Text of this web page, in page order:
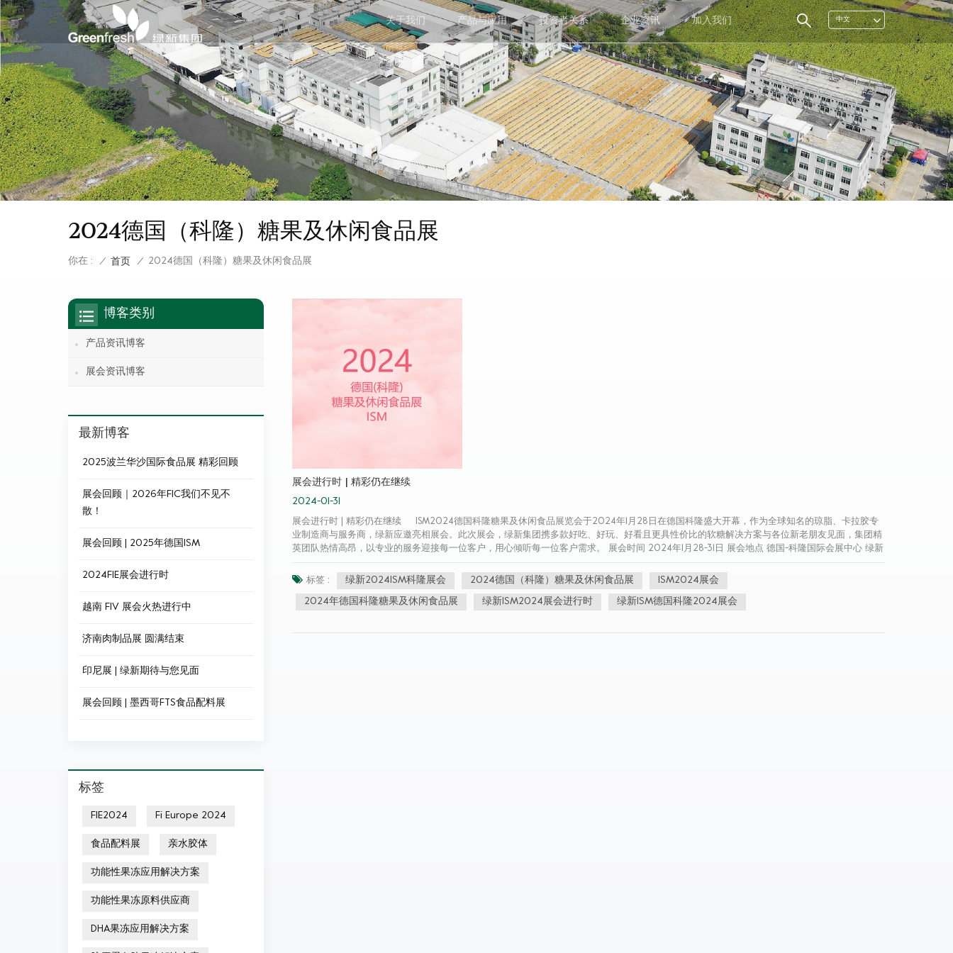
中文
关于我们 产品与应用 投资者关系 企业资讯 加入我们
2024德国（科隆）糖果及休闲食品展
你在 : / 首页 / 2024德国（科隆）糖果及休闲食品展
展会进行时 | 精彩仍在继续
2024-01-31
展会进行时 | 精彩仍在继续 ISM2024德国科隆糖果及休闲食品展览会于2024年1月28日在德国科隆盛大开幕，作为全球知名的琼脂、卡拉胶专
业制造商与服务商，绿新应邀亮相展会。此次展会，绿新集团携多款好吃、好玩、好看且更具性价比的软糖解决方案与各位新老朋友见面，集团精
英团队热情高昂，以专业的服务迎接每一位客户，用心倾听每一位客户需求。 展会时间 2024年1月28-31日 展会地点 德国-科隆国际会展中心 绿新
洞察、专业的研发团队，结合先进的生产技术，为客户提供更多定制化的解决方案。我们期待借助ISM这个国际展会平台，为客户持续创造价值，
标签 : 绿新2024ISM科隆展会 2024德国（科隆）糖果及休闲食品展 ISM2024展会
2024年德国科隆糖果及休闲食品展 绿新ISM2024展会进行时 绿新ISM德国科隆2024展会
博客类别
产品资讯博客
展会资讯博客
最新博客
2025波兰华沙国际食品展 精彩回顾
展会回顾｜2026年FIC我们不见不
散！
展会回顾 | 2025年德国ISM
2024FIE展会进行时
越南 FIV 展会火热进行中
济南肉制品展 圆满结束
印尼展 | 绿新期待与您见面
展会回顾 | 墨西哥FTS食品配料展
标签
FIE2024 Fi Europe 2024
食品配料展 亲水胶体
功能性果冻应用解决方案
功能性果冻原料供应商
DHA果冻应用解决方案